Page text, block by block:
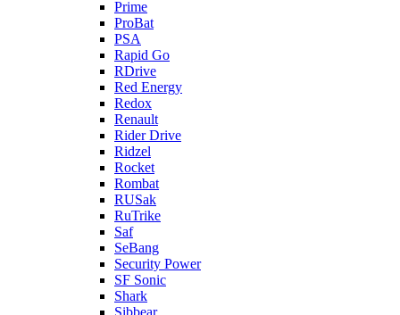
Prime
ProBat
PSA
Rapid Go
RDrive
Red Energy
Redox
Renault
Rider Drive
Ridzel
Rocket
Rombat
RUSak
RuTrike
Saf
SeBang
Security Power
SF Sonic
Shark
Sibbear